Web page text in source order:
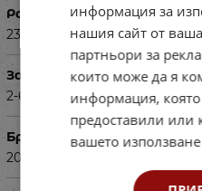
Размери на опаковката в
23.6х18.7х7.2 см
За деца на възраст
2-6г.
Брой части
20 карти
информация за
нашия сайт от
партньори за
които може да я
информация,
предоставили или
вашето